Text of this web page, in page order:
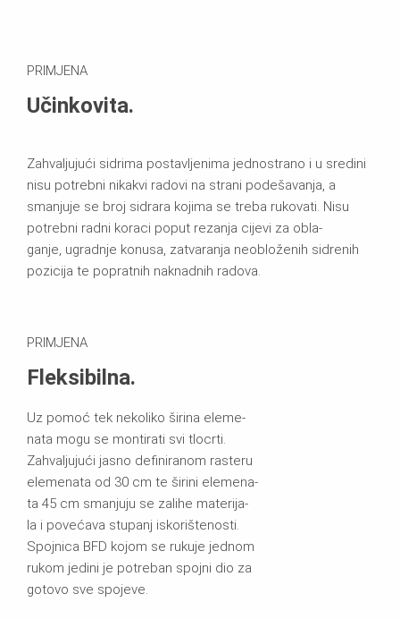
PRIMJENA
Učinkovita.
Zahvaljujući sidrima postavljenima jednostrano i u sredini
nisu potrebni nikakvi radovi na strani podešavanja, a
smanjuje se broj sidrara kojima se treba rukovati. Nisu
potrebni radni koraci poput rezanja cijevi za obla-
ganje, ugradnje konusa, zatvaranja neobloženih sidrenih
pozicija te popratnih naknadnih radova.
PRIMJENA
Fleksibilna.
Uz pomoć tek nekoliko širina eleme-
nata mogu se montirati svi tlocrti.
Zahvaljujući jasno definiranom rasteru
elemenata od 30 cm te širini elemena-
ta 45 cm smanjuju se zalihe materija-
la i povećava stupanj iskorištenosti.
Spojnica BFD kojom se rukuje jednom
rukom jedini je potreban spojni dio za
gotovo sve spojeve.